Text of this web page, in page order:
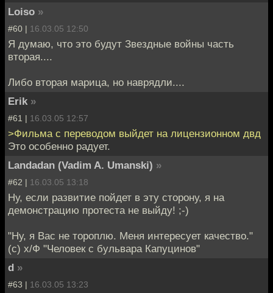
Loiso »
#60 | 16.03.05 12:50
Я думаю, что это будут Звездные войны часть
вторая....
Либо вторая марица, но наврядли....
Erik »
#61 | 16.03.05 12:57
>Фильма с переводом выйдет на лицензионном двд
Это особенно радует.
Landadan (Vadim A. Umanski) »
#62 | 16.03.05 13:18
Ну, если развитие пойдет в эту сторону, я на
демонстрацию протеста не выйду! ;-)
"Ну, я Вас не тороплю. Меня интересует качество."
(с) х/Ф "Человек с бульвара Капуцинов"
d »
#63 | 16.03.05 13:23